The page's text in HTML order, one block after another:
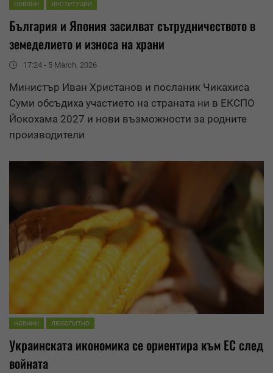
НОВИНИ ИНСТИТУЦИИ
България и Япония засилват сътрудничеството в
земеделието и износа на храни
17:24 - 5 March, 2026
Министър Иван Христанов и посланик Чикахиса
Суми обсъдиха участието на страната ни в ЕКСПО
Йокохама 2027 и нови възможности за родните
производители
НОВИНИ ЛЮБОПИТНО
Украинската икономика се ориентира към ЕС след
войната